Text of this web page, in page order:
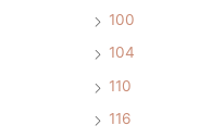
100
104
110
116